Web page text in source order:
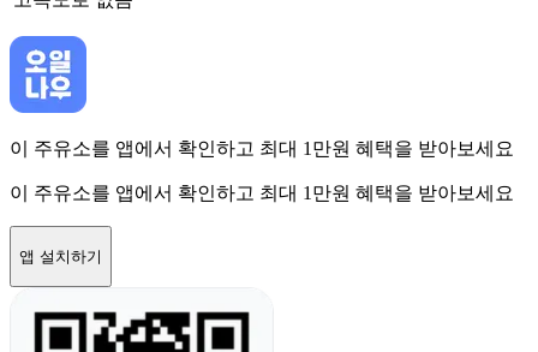
이 주유소를 앱에서 확인하고 최대 1만원 혜택을 받아보세요
이 주유소를 앱에서 확인하고 최대 1만원 혜택을 받아보세요
앱 설치하기